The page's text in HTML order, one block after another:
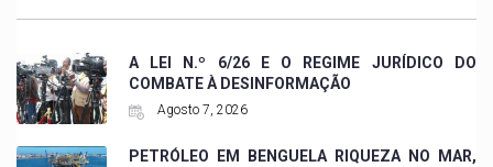
A LEI N.º 6/26 E O REGIME JURÍDICO DO
COMBATE À DESINFORMAÇÃO
Agosto 7, 2026
PETRÓLEO EM BENGUELA RIQUEZA NO MAR,